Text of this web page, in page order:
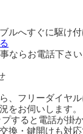
ルへすぐに駆け
、フリーダイヤル
をお伺いします。
すると電話が掛
換・鍵開けも対